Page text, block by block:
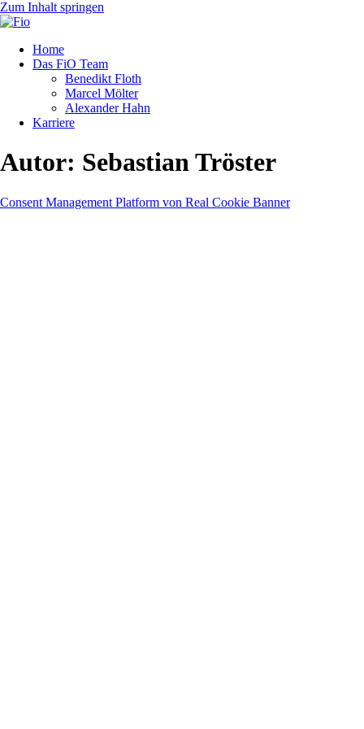
Zum Inhalt springen
Home
Das FiO Team
Benedikt Floth
Marcel Mölter
Alexander Hahn
Karriere
Autor: Sebastian Tröster
Consent Management Platform von Real Cookie Banner